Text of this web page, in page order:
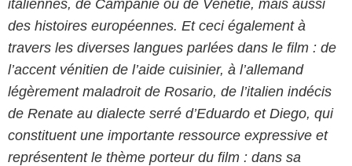
italiennes, de Campanie ou de Vénétie, mais aussi
des histoires européennes. Et ceci également à
travers les diverses langues parlées dans le film : de
l’accent vénitien de l’aide cuisinier, à l’allemand
légèrement maladroit de Rosario, de l’italien indécis
de Renate au dialecte serré d’Eduardo et Diego, qui
constituent une importante ressource expressive et
représentent le thème porteur du film : dans sa